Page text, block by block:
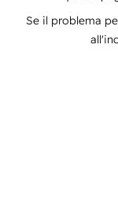
Se il problema